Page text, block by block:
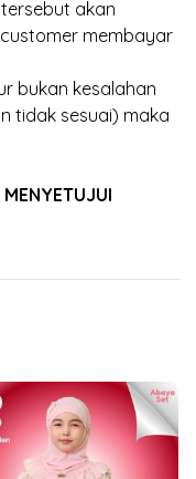
akan
membayar
bukan kesalahan
tidak sesuai) maka